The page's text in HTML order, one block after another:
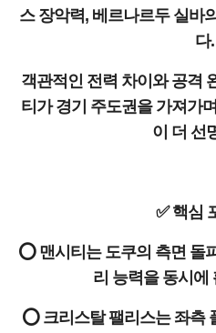
스 장악력, 베르나르두 실바
다.
객관적인 전력 차이와 공격
티가 경기 주도권을 가져가
이 더 선
✅ 핵심
⭕ 맨시티는 도쿠의 측면 돌
리 능력을 동시에
⭕ 크리스탈 팰리스는 좌측